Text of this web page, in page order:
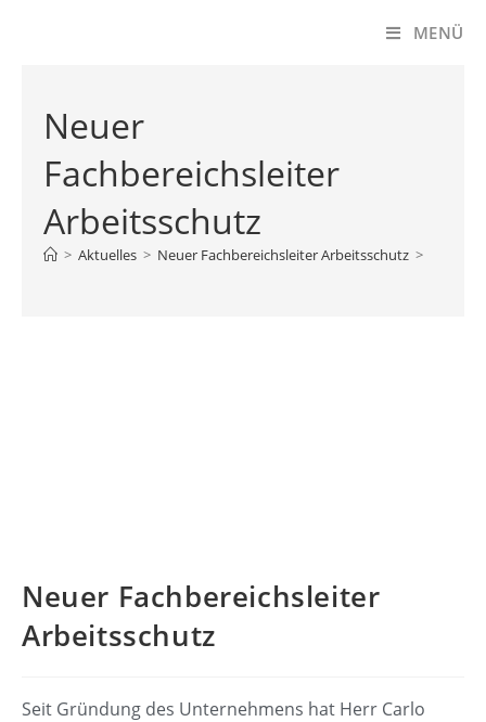
MENÜ
Neuer
Fachbereichsleiter
Arbeitsschutz
> Aktuelles > Neuer Fachbereichsleiter Arbeitsschutz >
Neuer Fachbereichsleiter
Arbeitsschutz
Seit Gründung des Unternehmens hat Herr Carlo